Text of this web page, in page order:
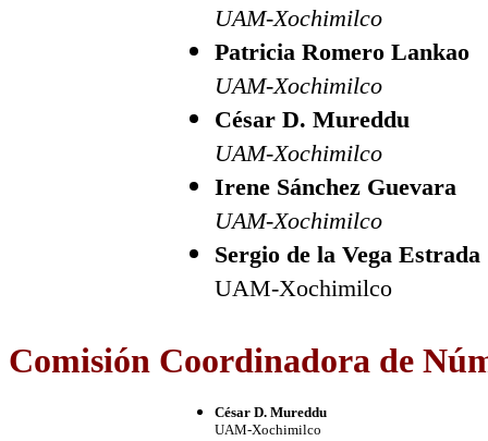
UAM-Xochimilco
Patricia Romero Lankao
UAM-Xochimilco
César D. Mureddu
UAM-Xochimilco
Irene Sánchez Guevara
UAM-Xochimilco
Sergio de la Vega Estrada
UAM-Xochimilco
Comisión Coordinadora de
César D. Mureddu
UAM-Xochimilco